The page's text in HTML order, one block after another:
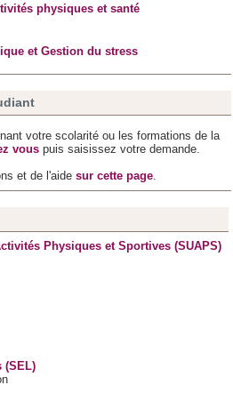
vous leur avez fournies ou qu'ils
utilisation de leurs services.
physiques et santé
et Gestion du stress
votre scolarité ou les formations de la
vous puis saisissez votre demande.
et de l'aide sur cette page.
Physiques et Sportives (SUAPS)
(SEL)